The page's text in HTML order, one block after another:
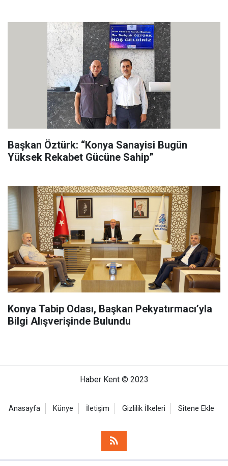
Başkan Öztürk: “Konya Sanayisi Bugün
Yüksek Rekabet Gücüne Sahip”
Konya Tabip Odası, Başkan Pekyatırmacı’yla
Bilgi Alışverişinde Bulundu
Haber Kent © 2023
Anasayfa Künye İletişim Gizlilik İlkeleri Sitene Ekle